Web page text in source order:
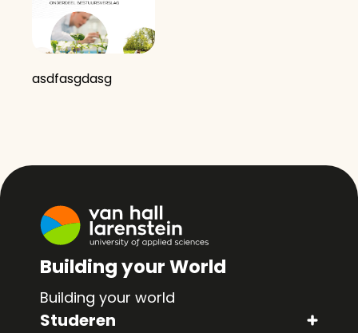
asdfasgdasg
Building your World
Building your world
Studeren